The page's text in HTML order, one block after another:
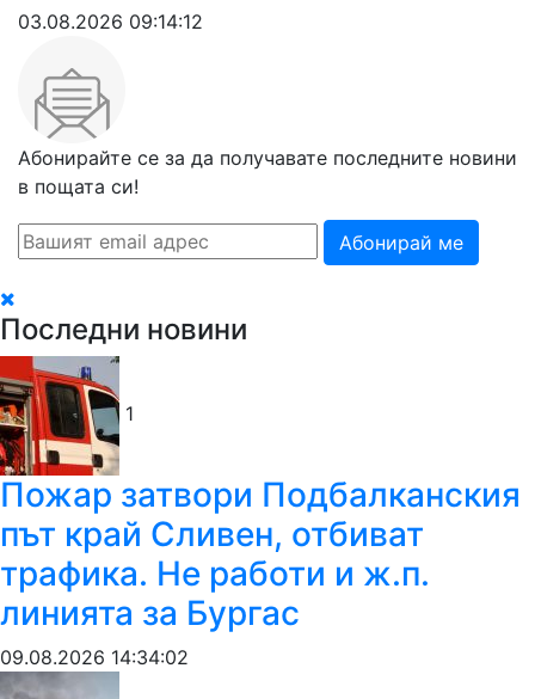
03.08.2026 09:14:12
Абонирайте се за да получавате последните новини
в пощата си!
Абонирай ме
Последни новини
1
Пожар затвори Подбалканския
път край Сливен, отбиват
трафика. Не работи и ж.п.
линията за Бургас
09.08.2026 14:34:02